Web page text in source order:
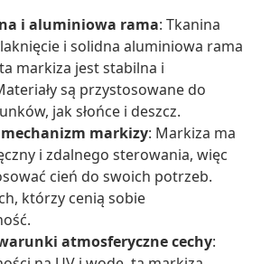
i aluminiowa rama: Tkanina
i solidna aluminiowa rama
markiza jest stabilna i
są przystosowane do
jak słońce i deszcz.
markizy: Markiza ma
i zdalnego sterowania, więc
cień do swoich potrzeb.
którzy cenią sobie
atmosferyczne cechy: